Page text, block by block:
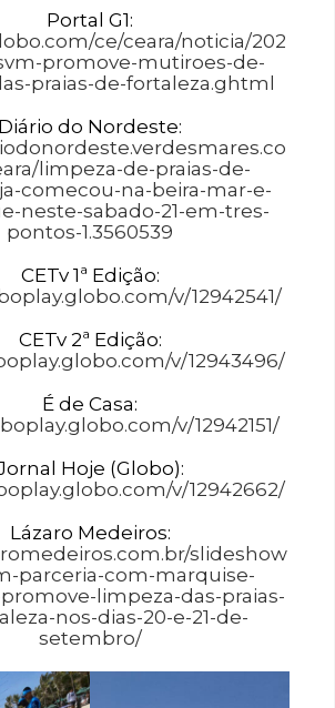
Portal G1:
ce/ceara/noticia/202
promove-mutiroes-de-
praias-de-fortaleza.ghtml
Diário do Nordeste:
limpeza-de-praias-de-
comecou-na-beira-mar-e-
neste-sabado-21-em-tres-
pontos-1.3560539
CETv 1ª Edição:
v/12942541/
CETv 2ª Edição:
v/12943496/
É de Casa:
v/12942151/
Hoje (Globo):
v/12942662/
Lázaro Medeiros:
slideshow
parceria-com-marquise-
limpeza-das-praias-
nos-dias-20-e-21-de-
setembro/